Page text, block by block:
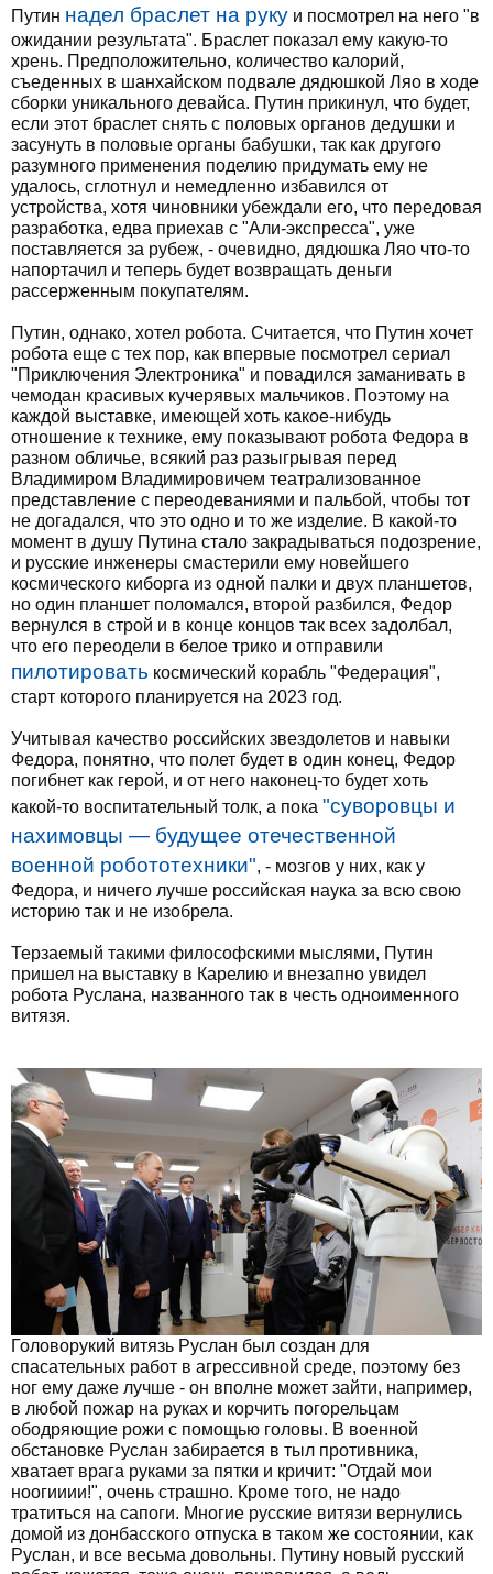
Путин надел браслет на руку и посмотрел на него "в
ожидании результата". Браслет показал ему какую-то
хрень. Предположительно, количество калорий,
съеденных в шанхайском подвале дядюшкой Ляо в ходе
сборки уникального девайса. Путин прикинул, что будет,
если этот браслет снять с половых органов дедушки и
засунуть в половые органы бабушки, так как другого
разумного применения поделию придумать ему не
удалось, сглотнул и немедленно избавился от
устройства, хотя чиновники убеждали его, что передовая
разработка, едва приехав с "Али-экспресса", уже
поставляется за рубеж, - очевидно, дядюшка Ляо что-то
напортачил и теперь будет возвращать деньги
рассерженным покупателям.
Путин, однако, хотел робота. Считается, что Путин хочет
робота еще с тех пор, как впервые посмотрел сериал
"Приключения Электроника" и повадился заманивать в
чемодан красивых кучерявых мальчиков. Поэтому на
каждой выставке, имеющей хоть какое-нибудь
отношение к технике, ему показывают робота Федора в
разном обличье, всякий раз разыгрывая перед
Владимиром Владимировичем театрализованное
представление с переодеваниями и пальбой, чтобы тот
не догадался, что это одно и то же изделие. В какой-то
момент в душу Путина стало закрадываться подозрение,
и русские инженеры смастерили ему новейшего
космического киборга из одной палки и двух планшетов,
но один планшет поломался, второй разбился, Федор
вернулся в строй и в конце концов так всех задолбал,
что его переодели в белое трико и отправили
пилотировать космический корабль "Федерация",
старт которого планируется на 2023 год.
Учитывая качество российских звездолетов и навыки
Федора, понятно, что полет будет в один конец, Федор
погибнет как герой, и от него наконец-то будет хоть
какой-то воспитательный толк, а пока "суворовцы и
нахимовцы — будущее отечественной
военной робототехники", - мозгов у них, как у
Федора, и ничего лучше российская наука за всю свою
историю так и не изобрела.
Терзаемый такими философскими мыслями, Путин
пришел на выставку в Карелию и внезапно увидел
робота Руслана, названного так в честь одноименного
витязя.
Головорукий витязь Руслан был создан для
спасательных работ в агрессивной среде, поэтому без
ног ему даже лучше - он вполне может зайти, например,
в любой пожар на руках и корчить погорельцам
ободряющие рожи с помощью головы. В военной
обстановке Руслан забирается в тыл противника,
хватает врага руками за пятки и кричит: "Отдай мои
ноогииии!", очень страшно. Кроме того, не надо
тратиться на сапоги. Многие русские витязи вернулись
домой из донбасского отпуска в таком же состоянии, как
Руслан, и все весьма довольны. Путину новый русский